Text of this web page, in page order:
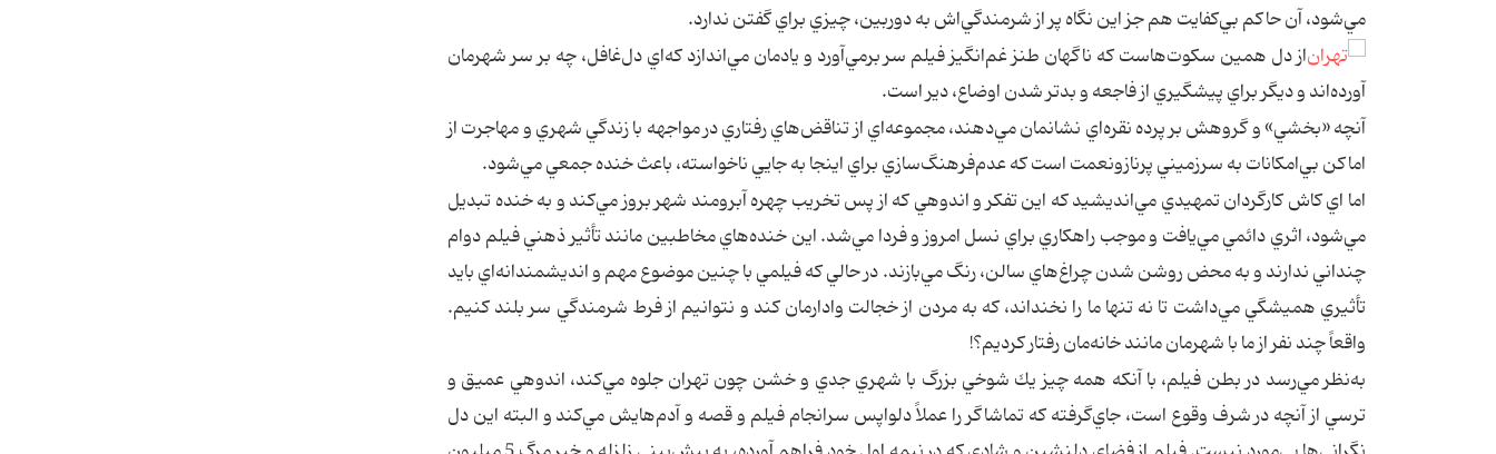
مي‌شود، آن حاكم بي‌كفايت هم جز اين نگاه پر از شرمندگي‌‌اش به دوربين، چيزي براي گفتن ندارد.
از دل همين سكوت‌هاست كه ناگهان طنز غم‌انگيز فيلم سر برمي‌آورد و يادمان مي‌اندازد كه‌اي دل‌غافل، چه بر سر شهرمان
آورده‌اند و ديگر براي پيشگيري از فاجعه و بدتر شدن اوضاع، دير است.
آنچه «بخشي» و گروهش بر پرده نقره‌اي نشانمان مي‌دهند، مجموعه‌اي از تناقض‌هاي رفتاري در مواجهه با زندگي شهري و مهاجرت از
اماكن بي‌امكانات به سرزميني پرناز‌و‌نعمت است كه عدم‌فرهنگ‌سازي براي اينجا به جايي ناخواسته، باعث خنده جمعي مي‌شود.
اما ‌اي كاش كارگردان تمهيدي مي‌انديشيد كه اين تفكر و اندوهي كه از پس تخريب چهره آبرومند شهر بروز مي‌كند و به خنده تبديل
مي‌شود، اثري دائمي مي‌يافت و موجب راهكاري براي نسل امروز و فردا مي‌شد. اين خنده‌هاي مخاطبين مانند تأثير ذهني فيلم دوام
چنداني ندارند و به محض روشن شدن چراغ‌هاي سالن، رنگ مي‌بازند. در حالي كه فيلمي با چنين موضوع مهم و انديشمندانه‌اي بايد
تأثيري هميشگي مي‌داشت تا نه تنها ما را نخنداند، كه به مردن از خجالت وادارمان كند و نتوانيم از فرط شرمندگي سر بلند كنيم.
واقعاً چند نفر از ما با شهرمان مانند خانه‌مان رفتار كرديم؟!
به‌نظر مي‌رسد در بطن فيلم، با آنكه همه چيز يك شوخي بزرگ با شهري جدي و خشن چون تهران جلوه مي‌كند، اندوهي عميق و
ترسي از آنچه در شرف وقوع است، جاي‌‌گرفته كه تماشاگر را عملاً دلواپس سرانجام فيلم و قصه و آدم‌هايش مي‌كند و البته اين دل